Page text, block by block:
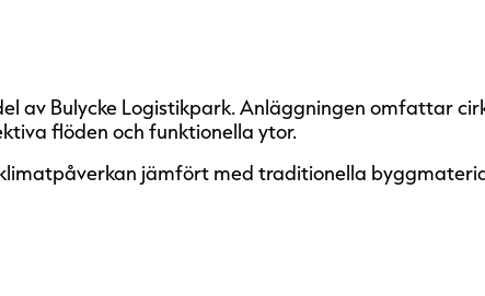
av Bulycke Logistikpark. Anläggningen omfattar
flöden och funktionella ytor.
jämfört med traditionella